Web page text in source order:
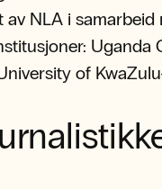
NLA i samarbeid
Uganda
of